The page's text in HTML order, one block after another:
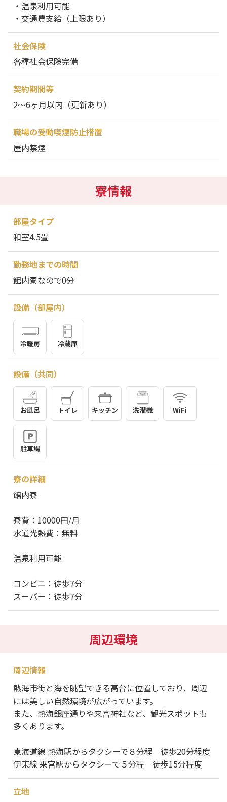
・温泉利用可能
・交通費支給（上限あり）
社会保険
各種社会保険完備
契約期間等
2～6ヶ月以内（更新あり）
職場の受動喫煙防止措置
屋内禁煙
寮情報
部屋タイプ
和室4.5畳
勤務地までの時間
館内寮なので0分
設備（部屋内）
冷暖房 冷蔵庫
設備（共同）
お風呂 トイレ キッチン 洗濯機 WiFi
駐車場
寮の詳細
館内寮
寮費：10000円/月
水道光熱費：無料
温泉利用可能
コンビニ：徒歩7分
スーパー：徒歩7分
周辺環境
周辺情報
熱海市街と海を眺望できる高台に位置しており、周辺
には美しい自然環境が広がっています。
また、熱海銀座通りや来宮神社など、観光スポットも
多くあります。
東海道線 熱海駅からタクシーで８分程 徒歩20分程度
伊東線 来宮駅からタクシーで５分程 徒歩15分程度
立地